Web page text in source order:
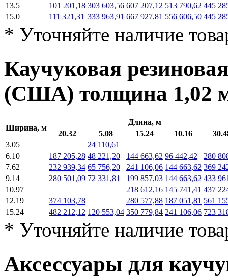
13.5
101 201,18 303 603,56 607 207,12 513 790,62 445
15.0
111 321,31 333 963,91 667 927,81 556 606,50 445
* Уточняйте наличие
Каучуковая
(США) толщина 1,02
Ширина, м
Длина, м
20.32
5.08 15.24 10.16
3.05
24 110,61
6.10
187 205,28 48 221,20 144 663,62 96 442,42
280
7.62
232 939,34 65 756,20 241 106,06 144 663,62 369
9.14
280 501,09 72 331,81 199 857,03 144 663,62 433
10.97
218 612,16 145 741,41 437
12.19
374 103,78 280 577,88 187 051,81 561
15.24
482 212,12 120 553,04 350 779,84 241 106,06 723
* Уточняйте наличие
Аксессуары для